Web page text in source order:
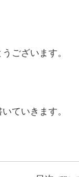
ございます。
ていきます。